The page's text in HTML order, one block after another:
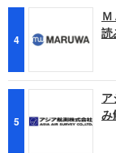
4
読
5
み